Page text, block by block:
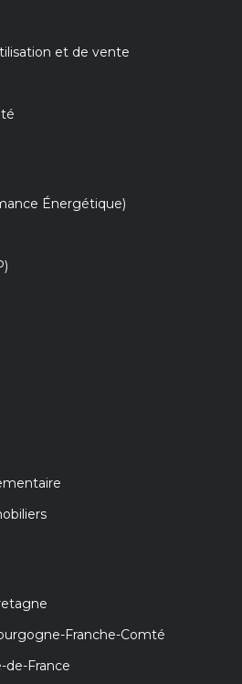
et de vente
Énergétique)
Franche-Comté
de-France